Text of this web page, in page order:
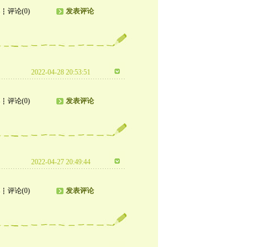
评论(0) 发表评论
2022-04-28 20:53:51
评论(0) 发表评论
2022-04-27 20:49:44
评论(0) 发表评论